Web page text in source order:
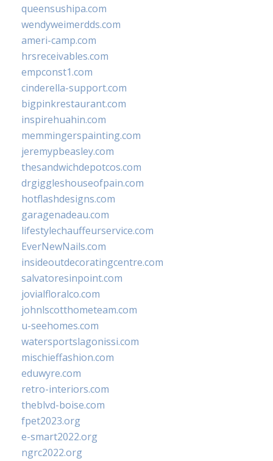
queensushipa.com
wendyweimerdds.com
ameri-camp.com
hrsreceivables.com
empconst1.com
cinderella-support.com
bigpinkrestaurant.com
inspirehuahin.com
memmingerspainting.com
jeremypbeasley.com
thesandwichdepotcos.com
drgiggleshouseofpain.com
hotflashdesigns.com
garagenadeau.com
lifestylechauffeurservice.com
EverNewNails.com
insideoutdecoratingcentre.com
salvatoresinpoint.com
jovialfloralco.com
johnlscotthometeam.com
u-seehomes.com
watersportslagonissi.com
mischieffashion.com
eduwyre.com
retro-interiors.com
theblvd-boise.com
fpet2023.org
e-smart2022.org
ngrc2022.org